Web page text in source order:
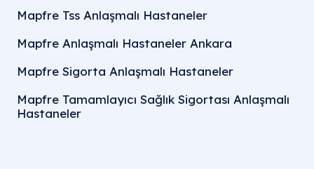
Mapfre Tss Anlaşmalı Hastaneler
Mapfre Anlaşmalı Hastaneler Ankara
Mapfre Sigorta Anlaşmalı Hastaneler
Mapfre Tamamlayıcı Sağlık Sigortası Anlaşmalı
Hastaneler